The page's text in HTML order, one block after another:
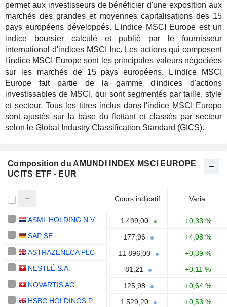
permet aux investisseurs de bénéficier d'une exposition aux
marchés des grandes et moyennes capitalisations des 15
pays européens développés. L'indice MSCI Europe est un
indice boursier calculé et publié par le fournisseur
international d'indices MSCI Inc. Les actions qui composent
l'indice MSCI Europe sont les principales valeurs négociées
sur les marchés de 15 pays européens. L'indice MSCI
Europe fait partie de la gamme d'indices d'actions
investissables de MSCI, qui sont segmentés par taille, style
et secteur. Tous les titres inclus dans l'indice MSCI Europe
sont ajustés sur la base du flottant et classés par secteur
selon le Global Industry Classification Standard (GICS).
Composition du AMUNDI INDEX MSCI EUROPE
UCITS ETF - EUR
Cours indicatif Varia.
ASML HOLDING N.V. 1 499,00
+0,33 %
SAP SE
177,96
+4,08 %
ASTRAZENECA PLC
11 896,00
+0,39 %
NESTLÉ S.A.
81,21
+0,11 %
NOVARTIS AG
125,98
+0,64 %
1 529,20
+0,53 %